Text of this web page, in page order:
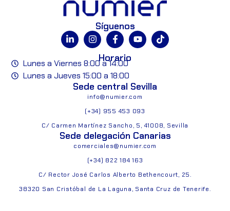
Síguenos
Horario
Lunes a Viernes 8:00 a 14:00
Lunes a Jueves 15:00 a 18:00
Sede central Sevilla
info@numier.com
(+34) 955 453 093
C/ Carmen Martínez Sancho, 5, 41008, Sevilla
Sede delegación Canarias
comerciales@numier.com
(+34) 822 184 163
C/ Rector José Carlos Alberto Bethencourt, 25.
38320 San Cristóbal de La Laguna, Santa Cruz de Tenerife.